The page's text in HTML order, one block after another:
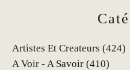
Artistes Et Createurs (424)
A Voir - A Savoir (410)